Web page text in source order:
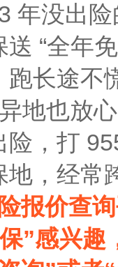
年没出
“全年
跑长途不
地也放
险，打
，经常
报价查
‌‌”感兴